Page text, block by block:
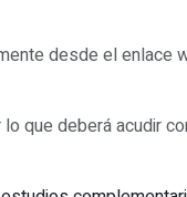
desde el enlace
que deberá acudir